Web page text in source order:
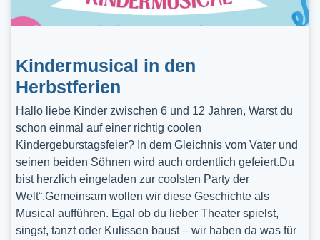
Kindermusical in den
Herbstferien
Hallo liebe Kinder zwischen 6 und 12 Jahren, Warst du
schon einmal auf einer richtig coolen
Kindergeburstagsfeier? In dem Gleichnis vom Vater und
seinen beiden Söhnen wird auch ordentlich gefeiert.Du
bist herzlich eingeladen zur coolsten Party der
Welt“.Gemeinsam wollen wir diese Geschichte als
Musical aufführen. Egal ob du lieber Theater spielst,
singst, tanzt oder Kulissen baust – wir haben da was für